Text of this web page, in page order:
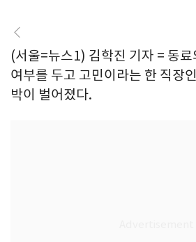
(서울=뉴스1) 김학진 기자 = 동
여부를 두고 고민이라는 한 직장
박이 벌어졌다.